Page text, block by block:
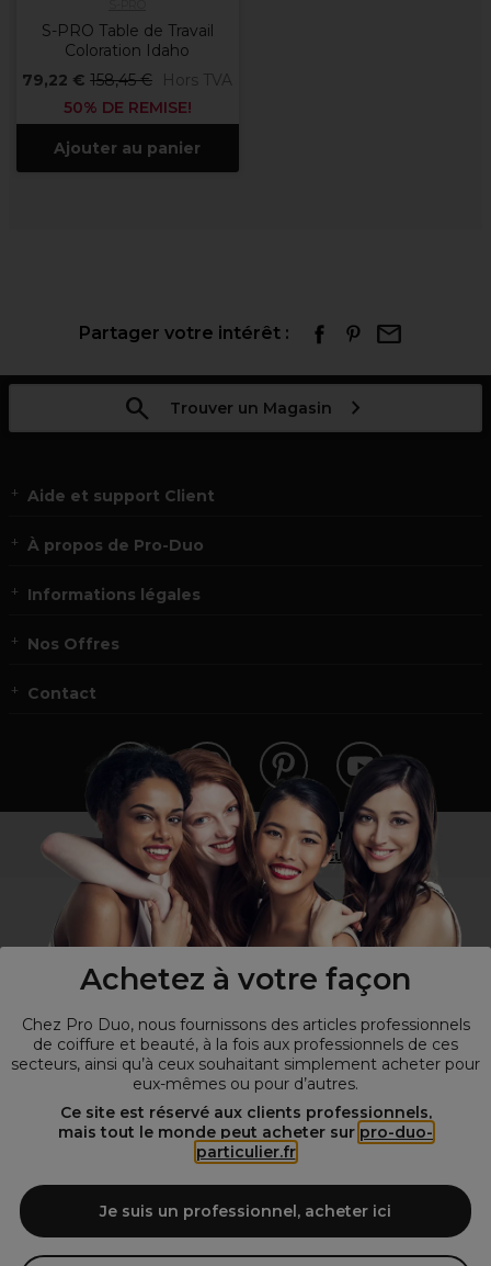
Achetez à votre façon
Chez Pro Duo, nous fournissons des articles professionnels
de coiffure et beauté, à la fois aux professionnels de ces
secteurs, ainsi qu’à ceux souhaitant simplement acheter pour
eux-mêmes ou pour d’autres.
Ce site est réservé aux clients professionnels,
mais tout le monde peut acheter sur pro-duo-
particulier.fr
Je suis un professionnel, acheter ici
S-PRO Table de Travail
Coloration Idaho
79,22 € 158,45 €
Hors TVA
50% DE REMISE!
Ajouter au panier
Partager votre intérêt :
Trouver un Magasin
Aide et support Client
À propos de Pro-Duo
Informations légales
Nos Offres
Contact
Vous n’êtes pas un professionnel ?
Visitez notre site pour les particuliers!
Spécialiste de la coiffure et de la beauté, nous vous proposons une
large sélection de produits professionnels pour la coiffure et
Duo le fournisseur incontournable des salons de coiffure et instituts
de beauté! Notre gamme de produits s’adresse également à tous ceux
qui sont à la recherche de produits et d'accessoires de coiffure et de
matériel esthétique de qualité.